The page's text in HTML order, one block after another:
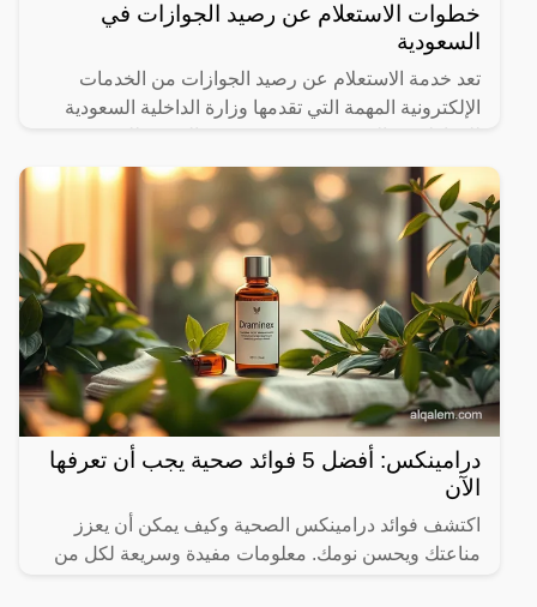
خطوات الاستعلام عن رصيد الجوازات في
السعودية
تعد خدمة الاستعلام عن رصيد الجوازات من الخدمات
الإلكترونية المهمة التي تقدمها وزارة الداخلية السعودية
معرفة
درامينكس: أفضل 5 فوائد صحية يجب أن تعرفها
الآن
اكتشف فوائد درامينكس الصحية وكيف يمكن أن يعزز
مناعتك ويحسن نومك. معلومات مفيدة وسريعة لكل من